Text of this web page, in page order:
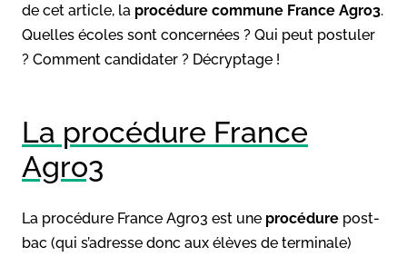
de cet article, la procédure commune France Agro3.
Quelles écoles sont concernées ? Qui peut postuler
? Comment candidater ? Décryptage !
La procédure France
Agro3
La procédure France Agro3 est une procédure post-
bac (qui s’adresse donc aux élèves de terminale)